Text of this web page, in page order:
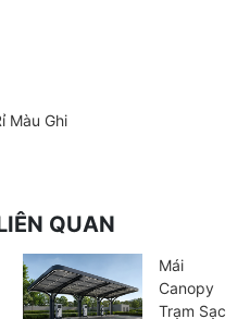
Màu Ghi
QUAN
Mái
Canopy
Trạm Sạc